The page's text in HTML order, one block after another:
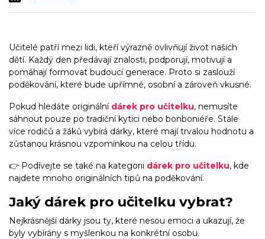
Učitelé patří mezi lidi, kteří výrazně ovlivňují život našich
dětí. Každý den předávají znalosti, podporují, motivují a
pomáhají formovat budoucí generace. Proto si zaslouží
poděkování, které bude upřímné, osobní a zároveň vkusné.
Pokud hledáte originální dárek pro učitelku, nemusíte
sáhnout pouze po tradiční kytici nebo bonboniéře. Stále
více rodičů a žáků vybírá dárky, které mají trvalou hodnotu a
zůstanou krásnou vzpomínkou na celou třídu.
👉 Podívejte se také na kategorii dárek pro učitelku, kde
najdete mnoho originálních tipů na poděkování.
Jaký dárek pro učitelku vybrat?
Nejkrásnější dárky jsou ty, které nesou emoci a ukazují, že
byly vybírány s myšlenkou na konkrétní osobu.